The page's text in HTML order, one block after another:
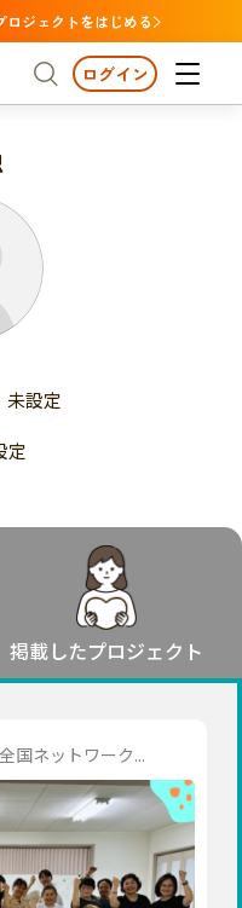
ロジェクトをはじめる
注目
支援金額が多い
支援人数が多い
終了日が近い
国際協力
子ども・教育
フード・農業
文化
環境・エシカル
人権・マイノリティ
社会貢献
北海道・東北
北海道
宮城
秋田
山形
も・教育
ティ
秋田
千葉
山梨
兵庫
ログイン
未設定
定
掲載したプロジェクト
国ネットワーク...